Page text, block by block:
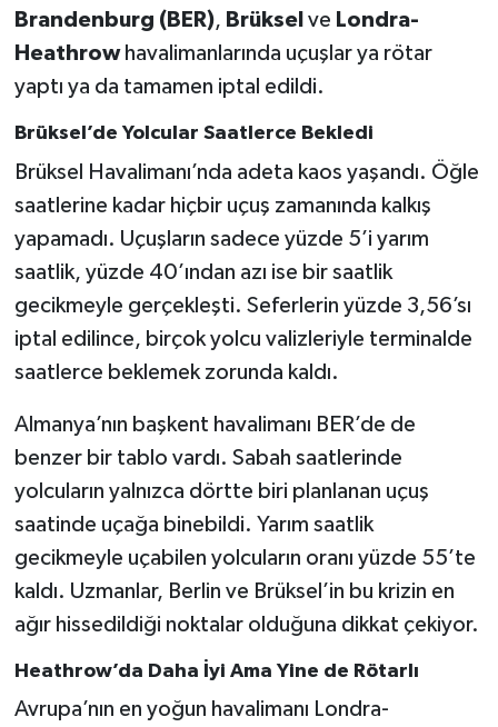
Brandenburg (BER), Brüksel ve Londra-
Heathrowhavalimanlarında uçuşlar ya rötar
yaptı ya da tamamen iptal edildi.
Brüksel’de Yolcular Saatlerce Bekledi
Brüksel Havalimanı’nda adeta kaos yaşandı. Öğle
saatlerine kadar hiçbir uçuş zamanında kalkış
yapamadı. Uçuşların sadece yüzde 5’i yarım
saatlik, yüzde 40’ından azı ise bir saatlik
gecikmeyle gerçekleşti. Seferlerin yüzde 3,56’sı
iptal edilince, birçok yolcu valizleriyle terminalde
saatlerce beklemek zorunda kaldı.
Almanya’nın başkent havalimanı BER’de de
benzer bir tablo vardı. Sabah saatlerinde
yolcuların yalnızca dörtte biri planlanan uçuş
saatinde uçağa binebildi. Yarım saatlik
gecikmeyle uçabilen yolcuların oranı yüzde 55’te
kaldı. Uzmanlar, Berlin ve Brüksel’in bu krizin en
ağır hissedildiği noktalar olduğuna dikkat çekiyor.
Heathrow’da Daha İyi Ama Yine de Rötarlı
Avrupa’nın en yoğun havalimanı Londra-